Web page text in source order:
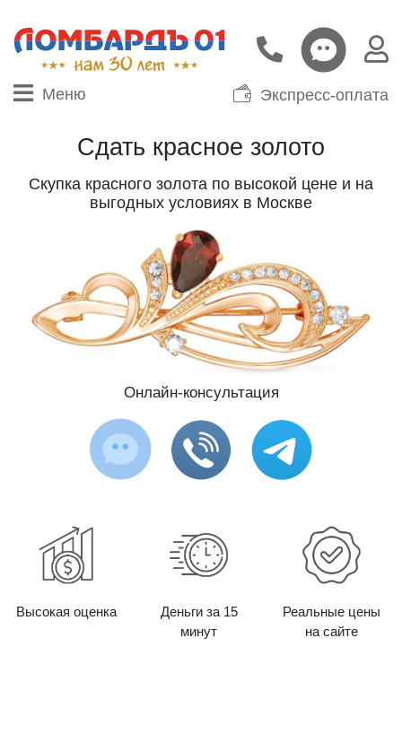
Меню Экспресс-оплата
Сдать красное золото
Скупка красного золота по высокой цене и на
выгодных условиях в Москве
Онлайн-консультация
Высокая оценка
Деньги за 15
минут
Реальные цены
на сайте